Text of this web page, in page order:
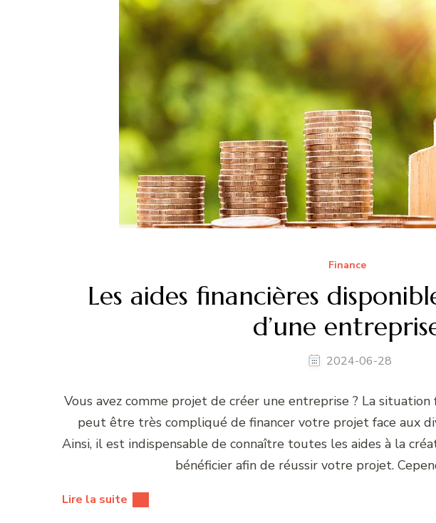
Finance
Les aides financières
d’une
2024-06-28
Vous avez comme projet de créer une entreprise ? La
peut être très compliqué de financer votre projet face aux
Ainsi, il est indispensable de connaître toutes les aides à la
bénéficier afin de réussir votre projet.
Lire la suite